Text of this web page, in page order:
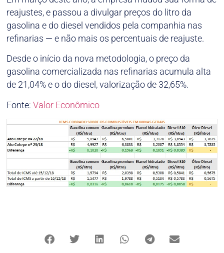
reajustes, e passou a divulgar preços do litro da
gasolina e do diesel vendidos pela companhia nas
refinarias — e não mais os percentuais de reajuste.
Desde o início da nova metodologia, o preço da
gasolina comercializada nas refinarias acumula alta
de 21,04% e o do diesel, valorização de 32,65%.
Fonte:Valor Econômico